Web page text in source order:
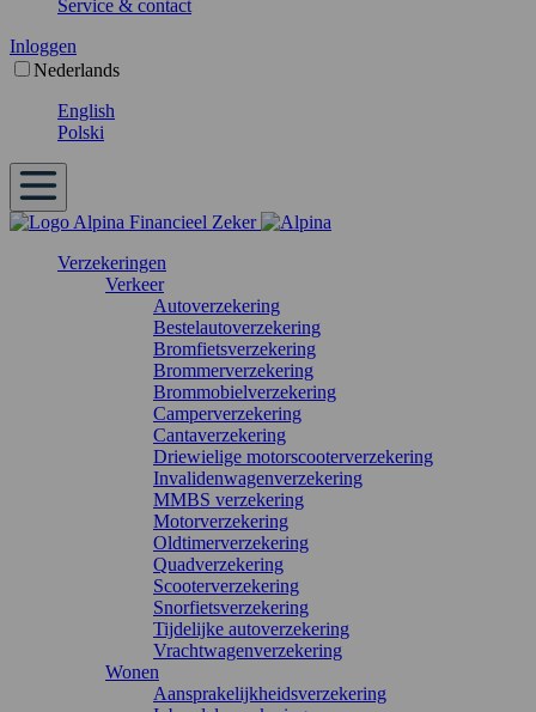
Service & contact
Inloggen
Nederlands
English
Polski
Verzekeringen
Verkeer
Autoverzekering
Bestelautoverzekering
Bromfietsverzekering
Brommerverzekering
Brommobielverzekering
Camperverzekering
Cantaverzekering
Driewielige motorscooterverzekering
Invalidenwagenverzekering
MMBS verzekering
Motorverzekering
Oldtimerverzekering
Quadverzekering
Scooterverzekering
Snorfietsverzekering
Tijdelijke autoverzekering
Vrachtwagenverzekering
Wonen
Aansprakelijkheidsverzekering